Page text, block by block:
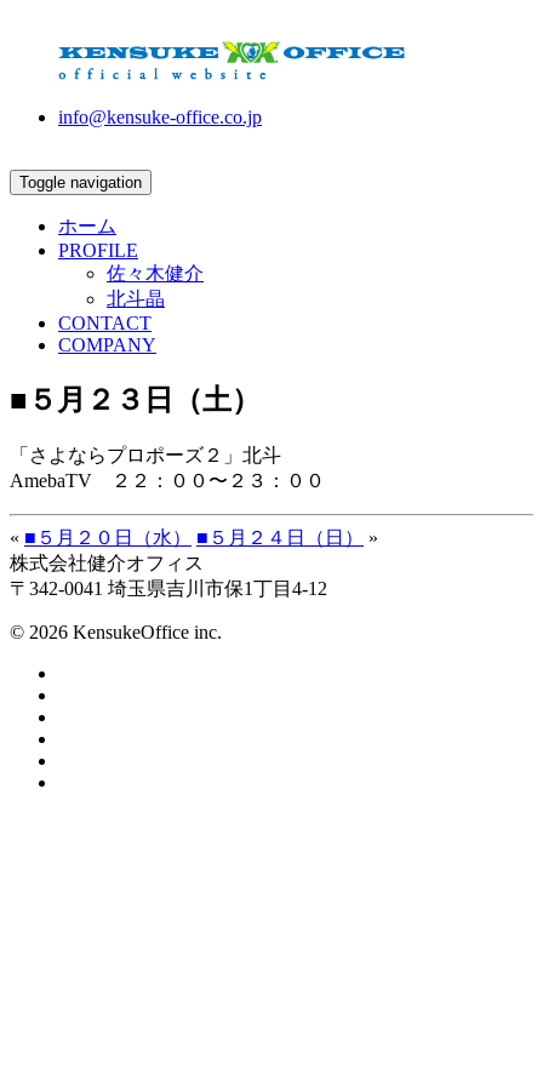
info@kensuke-office.co.jp
Toggle navigation
ホーム
PROFILE
佐々木健介
北斗晶
CONTACT
COMPANY
■５月２３日（土）
「さよならプロポーズ２」北斗
AmebaTV ２２：００〜２３：００
« ■５月２０日（水） ■５月２４日（日）
»
株式会社健介オフィス
〒342-0041 埼玉県吉川市保1丁目4-12
© 2026 KensukeOffice inc.